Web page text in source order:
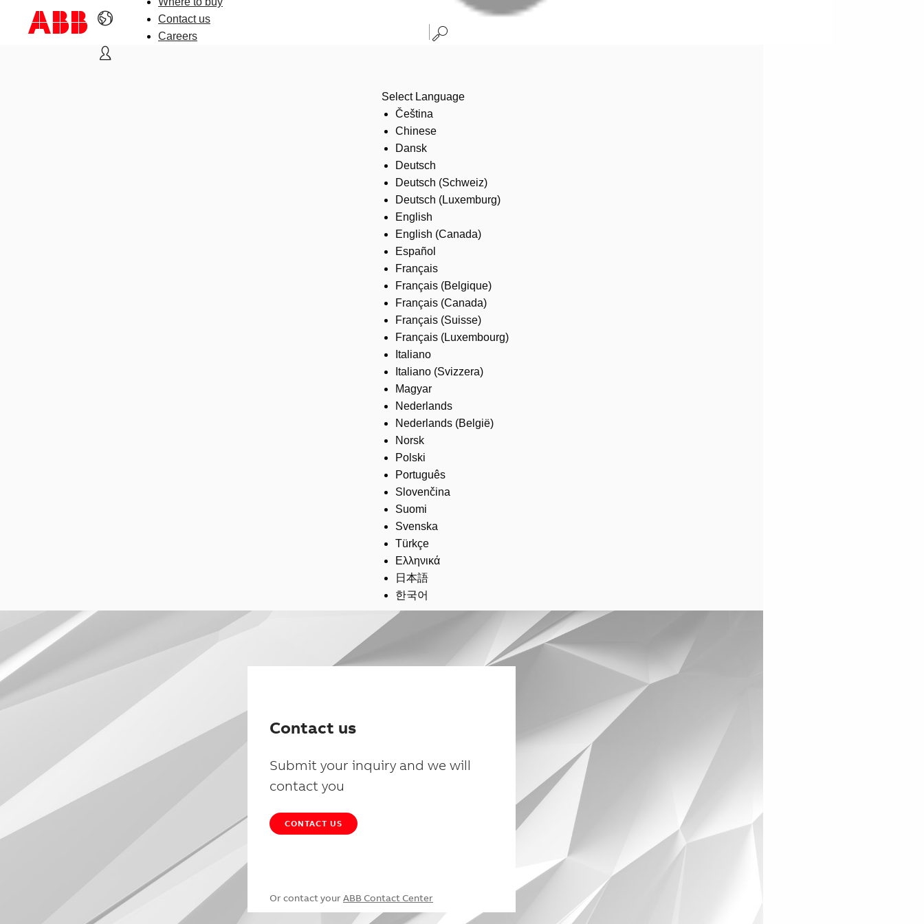
Contact us
Careers
Select Language
Čeština
Chinese
Dansk
Deutsch
Deutsch (Schweiz)
Deutsch (Luxemburg)
English
English (Canada)
Español
Français
Français (Belgique)
Français (Canada)
Français (Suisse)
Français (Luxembourg)
Italiano
Italiano (Svizzera)
Magyar
Nederlands
Nederlands (België)
Norsk
Polski
Português
Slovenčina
Suomi
Svenska
Türkçe
Ελληνικά
日本語
한국어
Contact us
Submit your inquiry and we will
contact you
CONTACT US
Or contact your ABB Contact Center